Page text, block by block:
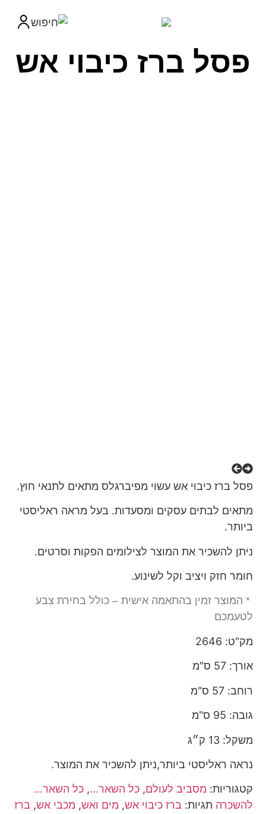
פסל ברז כיבוי אש
פסל ברז כיבוי אש עשוי מפיברגלס מתאים לתנאי חוץ.
מתאים לבתים עסקים ומסעדות. בעל מראה ראליסטי
ביותר.
ניתן להשכיר את המוצר לצילומים הפקות וסרטים.
חומר חזק ויציב וקל לשינוע.
* המוצר זמין בהתאמה אישית – כולל בחירת צבע
לטעמכם
מק"ט: 2646
אורך: 57 ס"מ
רוחב: 57 ס"מ
גובה: 95 ס"מ
משקל: 13 ק״ג
נראה ראליסטי ביותר,ניתן להשכיר את המוצר.
קטגוריות: מסביב לעולם,כל השאר...,כל השאר...
להשכרה תגיות: ברז כיבוי אש, מים ואש, מכבי אש,ברז